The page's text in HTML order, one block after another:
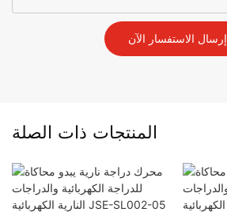
إرسال الاستفسار الآن
المنتجات ذات الصلة